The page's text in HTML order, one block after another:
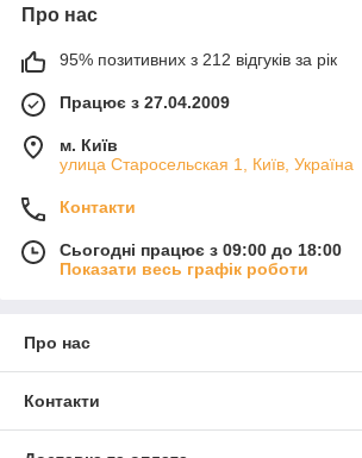
Про нас
95% позитивних з 212 відгуків за рік
Працює з 27.04.2009
м. Київ
улица Старосельская 1, Київ, Україна
Контакти
Сьогодні працює з 09:00 до 18:00
Показати весь графік роботи
Про нас
Контакти